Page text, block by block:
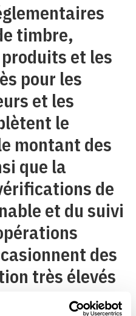
timbre,
et les
pour les
et les
le
montant des
que la
de
et du suivi
des
très élevés
fonds